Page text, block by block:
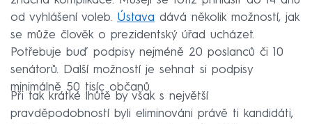
od vyhlášení voleb. Ústava dává několik možností, jak
se může člověk o prezidentský úřad ucházet.
Potřebuje buď podpisy nejméně 20 poslanců či 10
senátorů. Další možností je sehnat si podpisy
minimálně 50 tisíc občanů.
Při tak krátké lhůtě by však s největší
pravděpodobností byli eliminováni právě ti kandidáti,